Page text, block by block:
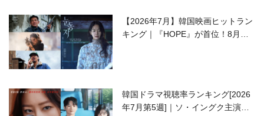
【2026年7月】韓国映画ヒットラン
キング｜『HOPE』が首位！8月公
韓国ドラマ視聴率ランキング[2026
年7月第5週]｜ソ・イングク主演の